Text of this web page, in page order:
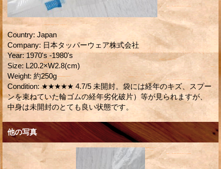
Country: Japan
Company: 日本タッパーウェア株式会社
Year: 1970's -1980's
Size: L20.2×W2.8(cm)
Weight: 約250g
Condition: ★★★★★ 4.7/5 未開封。袋には経年のキズ、スプー
ンを束ねていた輪ゴムの経年劣化破片）等が見られますが、
中身は未開封のとても良い状態です。
他の写真